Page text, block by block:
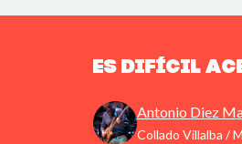
Es Difícil
Antonio Diez
Collado Villalba /